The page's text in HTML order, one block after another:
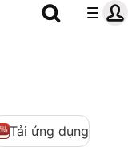
Tải ứng dụng